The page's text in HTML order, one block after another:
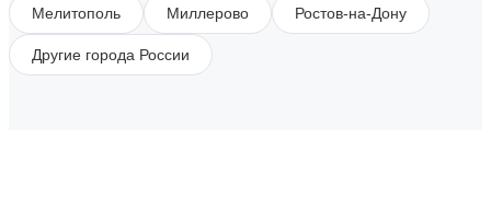
Мелитополь Миллерово Ростов-на-Дону
Другие города России